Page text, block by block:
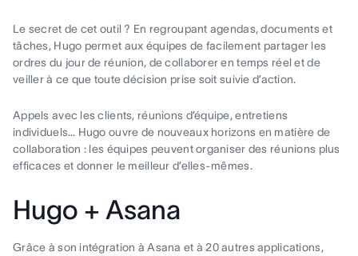
Le secret de cet outil ? En regroupant agendas, documents et
tâches, Hugo permet aux équipes de facilement partager les
ordres du jour de réunion, de collaborer en temps réel et de
veiller à ce que toute décision prise soit suivie d’action.
Appels avec les clients, réunions d’équipe, entretiens
individuels… Hugo ouvre de nouveaux horizons en matière de
collaboration : les équipes peuvent organiser des réunions plus
efficaces et donner le meilleur d’elles-mêmes.
Hugo + Asana
Grâce à son intégration à Asana et à 20 autres applications,